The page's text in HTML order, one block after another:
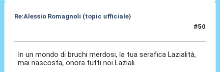
Re:Alessio Romagnoli (topic ufficiale)
#50
In un mondo di bruchi merdosi, la tua serafica Lazialità,
mai nascosta, onora tutti noi Laziali.